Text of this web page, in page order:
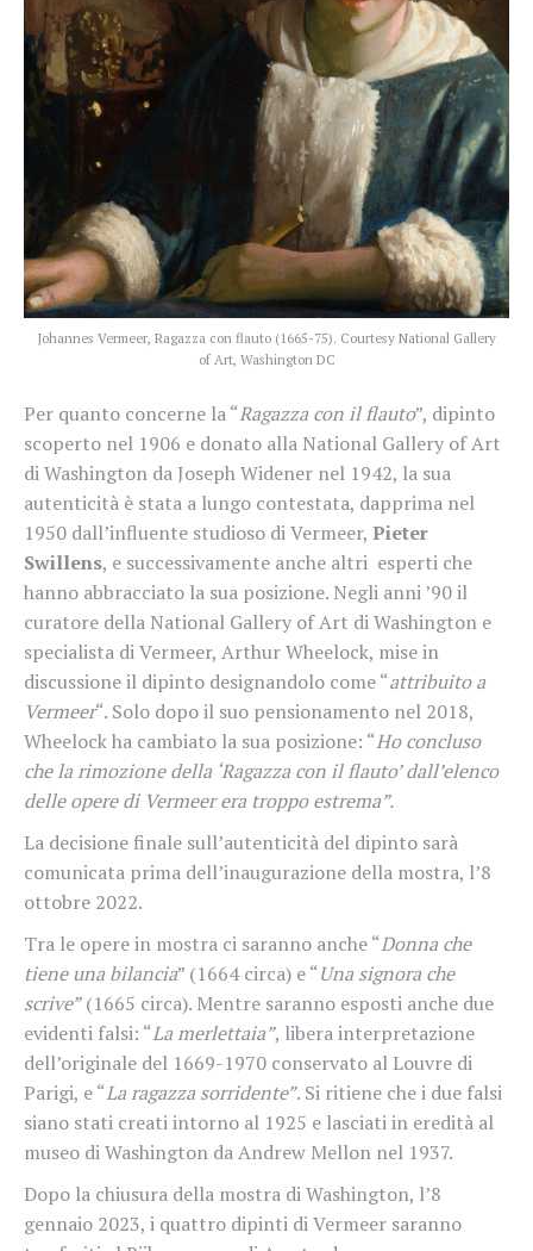
Johannes Vermeer, Ragazza con flauto (1665-75). Courtesy National Gallery
of Art, Washington DC
Per quanto concerne la “Ragazza con il flauto”, dipinto
scoperto nel 1906 e donato alla National Gallery of Art
di Washington da Joseph Widener nel 1942, la sua
autenticità è stata a lungo contestata, dapprima nel
1950 dall’influente studioso di Vermeer, Pieter
Swillens, e successivamente anche altri esperti che
hanno abbracciato la sua posizione. Negli anni ’90 il
curatore della National Gallery of Art di Washington e
specialista di Vermeer, Arthur Wheelock, mise in
discussione il dipinto designandolo come “attribuito a
Vermeer“. Solo dopo il suo pensionamento nel 2018,
Wheelock ha cambiato la sua posizione: “Ho concluso
che la rimozione della ‘Ragazza con il flauto’ dall’elenco
delle opere di Vermeer era troppo estrema”.
La decisione finale sull’autenticità del dipinto sarà
comunicata prima dell’inaugurazione della mostra, l’8
ottobre 2022.
Tra le opere in mostra ci saranno anche “Donna che
tiene una bilancia” (1664 circa) e “Una signora che
scrive”(1665 circa). Mentre saranno esposti anche due
evidenti falsi: “La merlettaia”, libera interpretazione
dell’originale del 1669-1970 conservato al Louvre di
Parigi, e “La ragazza sorridente”. Si ritiene che i due falsi
siano stati creati intorno al 1925 e lasciati in eredità al
museo di Washington da Andrew Mellon nel 1937.
Dopo la chiusura della mostra di Washington, l’8
gennaio 2023, i quattro dipinti di Vermeer saranno